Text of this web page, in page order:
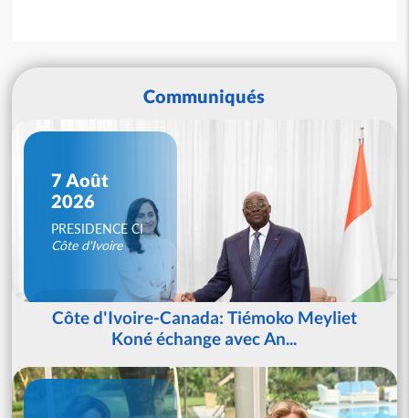
Communiqués
7 Août
2026
PRESIDENCE CI
Côte d'Ivoire
Côte d'Ivoire-Canada: Tiémoko Meyliet
Koné échange avec An...